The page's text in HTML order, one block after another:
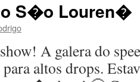
S�o Louren�
A galera do
altos drops.